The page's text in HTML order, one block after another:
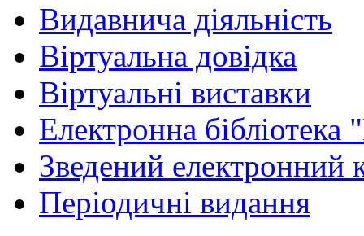
Видавнича діяльність
Віртуальна довідка
Віртуальні виставки
Електронна
Зведений електронний
Періодичні видання